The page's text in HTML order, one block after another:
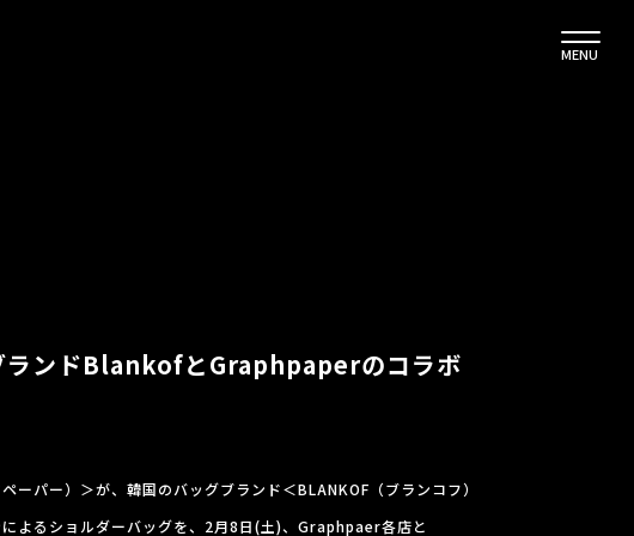
MENU
ランドBlankofとGraphpaperのコラボ
ーパー）＞が、韓国のバッグブランド＜BLANKOF（ブランコフ）
よるショルダーバッグを、2月8日(土)、Graphpaer各店と